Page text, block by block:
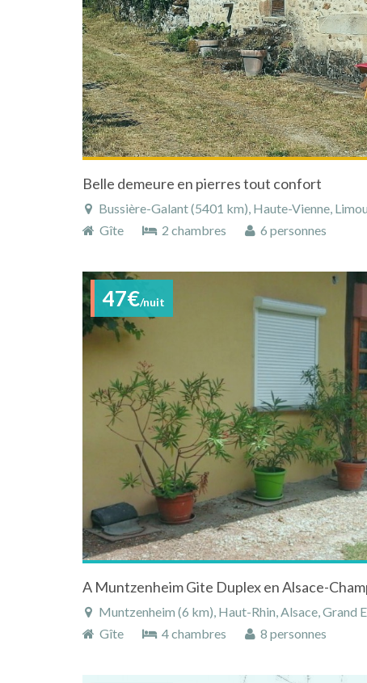
Belle demeure en pierres tout confort
Bussière-Galant (5401 km), Haute-Vienne,
Gîte
2 chambres 6 personnes
47€/nuit
A Muntzenheim Gite Duplex en Alsace-
Muntzenheim (6 km), Haut-Rhin, Alsace, Grand
Gîte
4 chambres 8 personnes